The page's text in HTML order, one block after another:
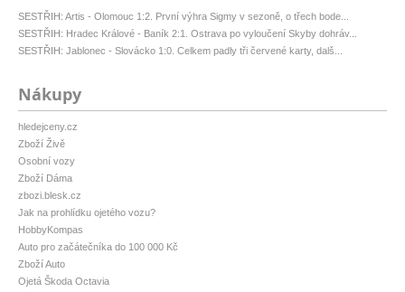
SESTŘIH: Artis - Olomouc 1:2. První výhra Sigmy v sezoně, o třech bode...
SESTŘIH: Hradec Králové - Baník 2:1. Ostrava po vyloučení Skyby dohráv...
SESTŘIH: Jablonec - Slovácko 1:0. Celkem padly tři červené karty, dalš...
Nákupy
hledejceny.cz
Zboží Živě
Osobní vozy
Zboží Dáma
zbozi.blesk.cz
Jak na prohlídku ojetého vozu?
HobbyKompas
Auto pro začátečníka do 100 000 Kč
Zboží Auto
Ojetá Škoda Octavia